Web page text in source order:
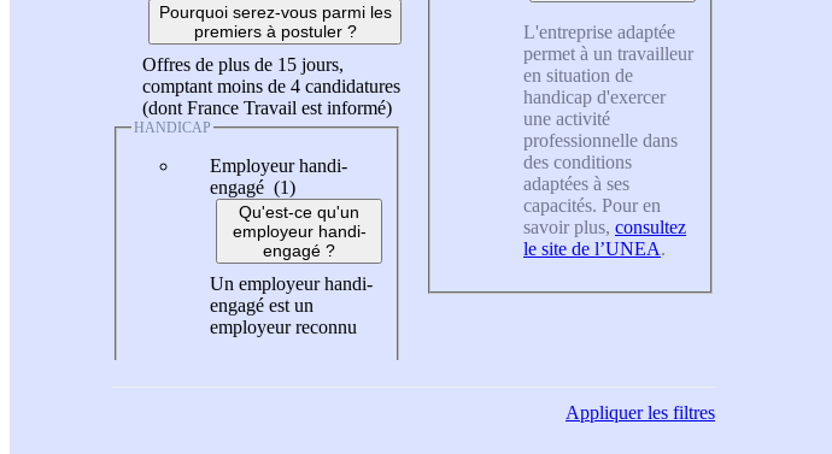
Pourquoi serez-vous parmi les
premiers à postuler ?
Offres de plus de 15 jours,
comptant moins de 4 candidatures
(dont France Travail est informé)
HANDICAP
Employeur handi-
engagé (1)
Qu'est-ce qu'un
employeur handi-
engagé ?
Un employeur handi-
engagé est un
employeur reconnu
L'entreprise adaptée
permet à un travailleur
en situation de
handicap d'exercer
une activité
professionnelle dans
des conditions
adaptées à ses
capacités. Pour en
savoir plus, consultez
le site de l’UNEA.
Appliquerles filtres